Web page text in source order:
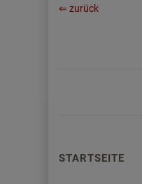
⇐ zurück
STARTSEITE